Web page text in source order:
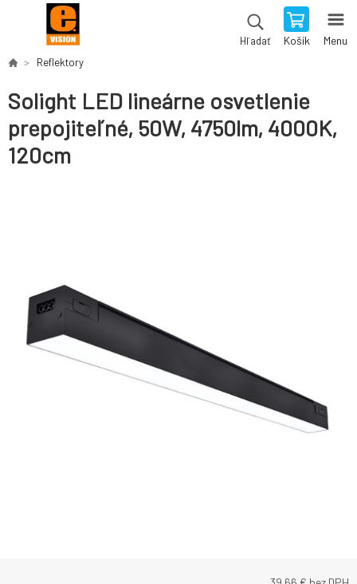
Hľadať Košík Menu
Reflektory
Solight LED lineárne osvetlenie
prepojiteľné, 50W, 4750lm, 4000K,
120cm